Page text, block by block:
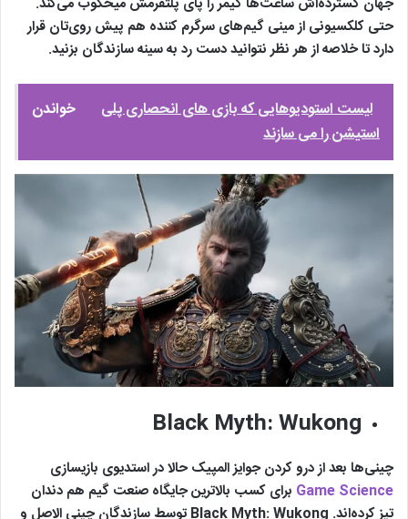
حتی کلکسیونی از مینی گیم‌های سرگرم کننده هم پیش روی‌تان قرار
دارد تا خلاصه از هر نظر نتوانید دست رد به سینه سازندگان بزنید.
خواندن
لیست استودیوهایی که بازی های انحصاری پلی
استیشن را می سازند
Black Myth: Wukong
چینی‌ها بعد از درو کردن جوایز المپیک حالا در استدیوی بازیسازی
Game Science برای کسب بالاترین جایگاه صنعت گیم هم دندان
تیز کرده‌اند. Black Myth: Wukong توسط سازندگان چینی الاصل و